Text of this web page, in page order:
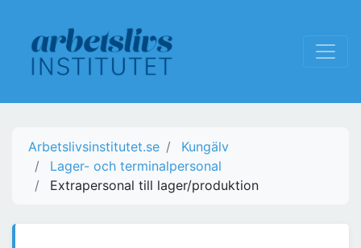
Arbetslivsinstitutet.se
Kungälv
Lager- och terminalpersonal
Extrapersonal till lager/produktion